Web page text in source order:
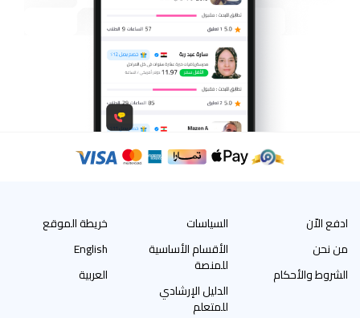
ادفع الاّن
من نحن
الشروط والأحكام
السياسات
الأقسام الأساسية
للمنصة
الدليل الإرشادي
للمتعلم
خريطة الموقع
English
العربية